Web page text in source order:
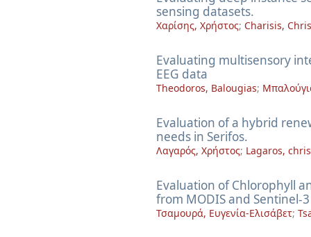
sensing datasets.
Χαρίσης, Χρήστος; Charisis,
Evaluating multisensory
EEG data
Theodoros, Balougias;
Evaluation of a hybrid
needs in Serifos.
Λαγαρός, Χρήστος; Lagaros,
Evaluation of Chlorophyll
from MODIS and Sentinel-
Τσαμουρά, Ευγενία-Ελισάβετ;